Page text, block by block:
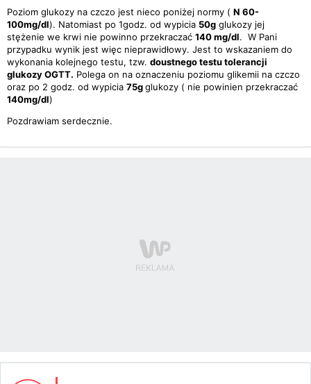
Poziom glukozy na czczo jest nieco poniżej normy ( N 60-
100mg/dl). Natomiast po 1godz. od wypicia 50g glukozy jej
stężenie we krwi nie powinno przekraczać 140 mg/dl. W Pani
przypadku wynik jest więc nieprawidłowy. Jest to wskazaniem do
wykonania kolejnego testu, tzw. doustnego testu tolerancji
glukozy OGTT. Polega on na oznaczeniu poziomu glikemii na czczo
oraz po 2 godz. od wypicia 75gglukozy ( nie powinien przekraczać
140mg/dl)
Pozdrawiam serdecznie.